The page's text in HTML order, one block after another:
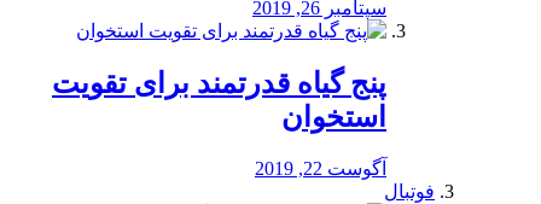
سپتامبر 26, 2019
پنج گیاه قدرتمند برای تقویت
استخوان
آگوست 22, 2019
فوتبال